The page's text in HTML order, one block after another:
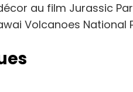
au film Jurassic
Volcanoes National